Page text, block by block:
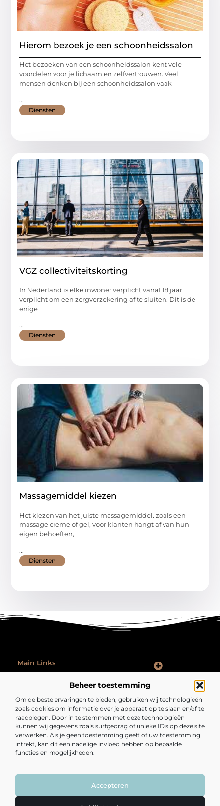
Beheer toestemming
Om de beste ervaringen te bieden, gebruiken wij technologieën
zoals cookies om informatie over je apparaat op te slaan en/of te
raadplegen. Door in te stemmen met deze technologieën
kunnen wij gegevens zoals surfgedrag of unieke ID's op deze site
verwerken. Als je geen toestemming geeft of uw toestemming
intrekt, kan dit een nadelige invloed hebben op bepaalde
functies en mogelijkheden.
Accepteren
Hierom bezoek je een schoonheidssalon
Het bezoeken van een schoonheidssalon kent vele
voordelen voor je lichaam en zelfvertrouwen. Veel
mensen denken bij een schoonheidssalon vaak
...
Diensten
VGZ collectiviteitskorting
In Nederland is elke inwoner verplicht vanaf 18 jaar
verplicht om een zorgverzekering af te sluiten. Dit is de
enige
...
Diensten
Massagemiddel kiezen
Het kiezen van het juiste massagemiddel, zoals een
massage creme of gel, voor klanten hangt af van hun
eigen behoeften,
...
Diensten
Main Links
Bericht categorie
Lees mee met artikelen en verhalen die je kijk op het dagelijks leven
verrijken en verrassen.